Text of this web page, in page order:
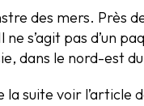
des mers. Près
ne s’agit pas d’un
dans le nord-est
la suite voir l’article